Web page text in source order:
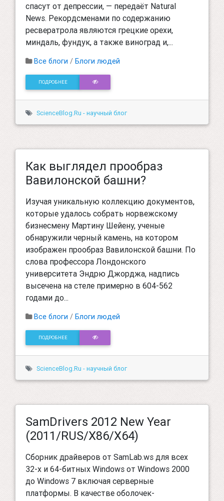
спасут от депрессии, — передаёт Natural
News. Рекордсменами по содержанию
ресвератрола являются грецкие орехи,
миндаль, фундук, а также виноград и,...
Все блоги / Блоги людей
ПОДРОБНЕЕ
ScienceBlog.Ru - научный блог
Как выглядел прообраз
Вавилонской башни?
Изучая уникальную коллекцию документов,
которые удалось собрать норвежскому
бизнесмену Мартину Шейену, ученые
обнаружили черный камень, на котором
изображен прообраз Вавилонской башни. По
слова профессора Лондонского
университета Эндрю Джорджа, надпись
высечена на стеле примерно в 604-562
годами до...
Все блоги / Блоги людей
ПОДРОБНЕЕ
ScienceBlog.Ru - научный блог
SamDrivers 2012 New Year
(2011/RUS/X86/X64)
Сборник драйверов от SamLab.ws для всех
32-х и 64-битных Windows от Windows 2000
до Windows 7 включая серверные
платформы. В качестве оболочек-